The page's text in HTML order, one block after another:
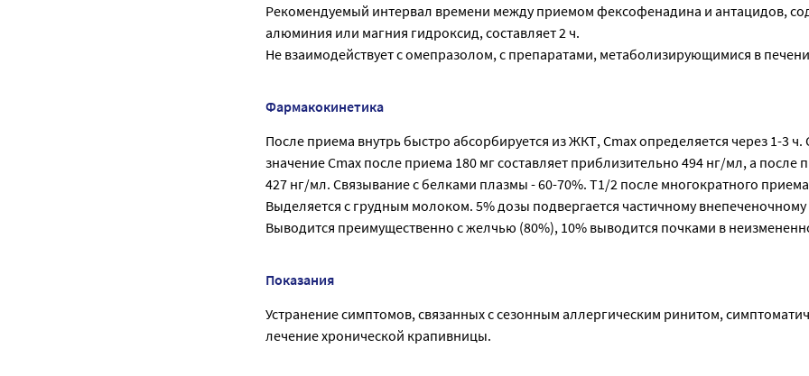
Рекомендуемый интервал времени между приемом фексофенадина и антацидов,
алюминия или магния гидроксид, составляет 2 ч.
Не взаимодействует с омепразолом, с препаратами, метаболизирующимися в
Фармакокинетика
После приема внутрь быстро абсорбируется из ЖКТ, Cmax определяется через 1-3 ч.
значение Cmax после приема 180 мг составляет приблизительно 494 нг/мл, а после
427 нг/мл. Связывание с белками плазмы - 60-70%. T1/2 после многократного приема
Выделяется с грудным молоком. 5% дозы подвергается частичному
Выводится преимущественно с желчью (80%), 10% выводится почками в
Показания
Устранение симптомов, связанных с сезонным аллергическим ринитом,
лечение хронической крапивницы.